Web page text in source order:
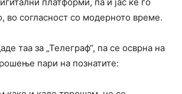
во согласност со модерното време.
таа за „Телеграф“, па се осврна на
пари на познатите: